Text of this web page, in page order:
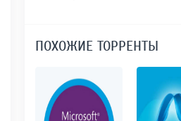
ПОХОЖИЕ ТОРРЕНТЫ